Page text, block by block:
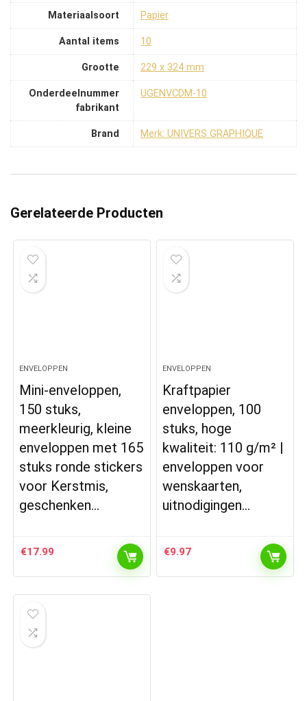
Materiaalsoort ‎Papier
Aantal items ‎10
Grootte ‎229 x 324 mm
Onderdeelnummer
fabrikant
‎UGENVCDM-10
Brand Merk: UNIVERS GRAPHIQUE
Gerelateerde Producten
ENVELOPPEN
Mini-enveloppen,
150 stuks,
meerkleurig, kleine
enveloppen met 165
stuks ronde stickers
voor Kerstmis,
geschenken…
€17.99
ENVELOPPEN
Kraftpapier
enveloppen, 100
stuks, hoge
kwaliteit: 110 g/m² |
enveloppen voor
wenskaarten,
uitnodigingen…
€9.97